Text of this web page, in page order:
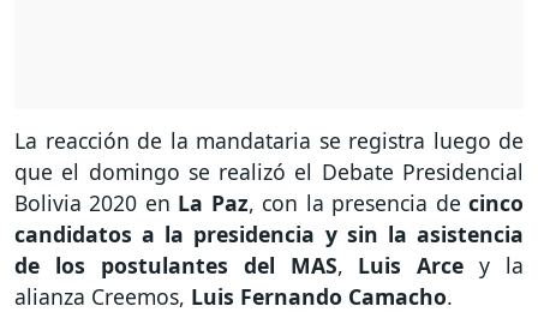
La reacción de la mandataria se registra luego de
que el domingo se realizó el Debate Presidencial
Bolivia 2020 en La Paz, con la presencia decinco
candidatos a la presidencia y sin la asistencia
de los postulantes del MAS, Luis Arce y la
alianza Creemos, Luis Fernando Camacho.